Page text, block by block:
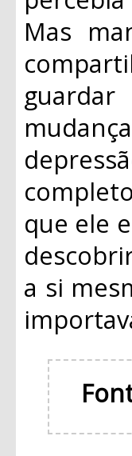
Mas
que ele
a si